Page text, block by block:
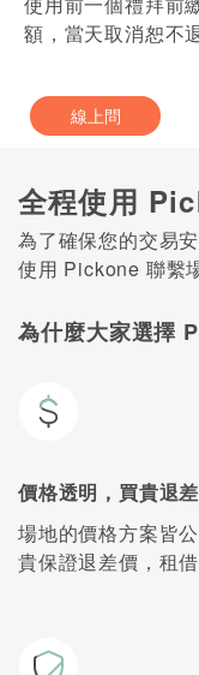
額，當天取消恕不
線上問
全程使用
為了確保您的交易
使用 Pickone 聯繫
為什麼大家選擇
價格透明，買貴退
場地的價格方案皆
貴保證退差價，租